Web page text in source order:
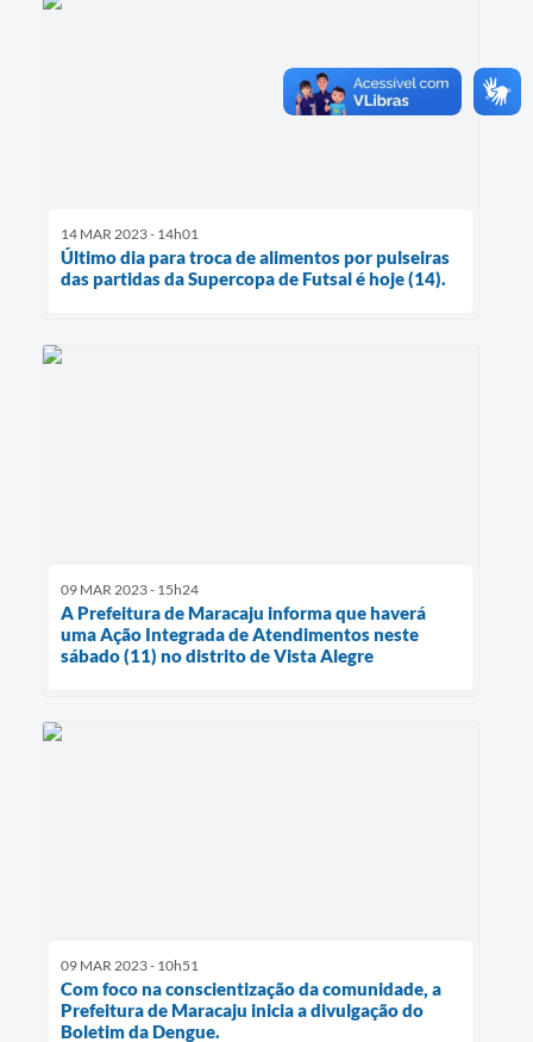
14 MAR 2023 - 14h01
Último dia para troca de alimentos por pulseiras
das partidas da Supercopa de Futsal é hoje (14).
09 MAR 2023 - 15h24
A Prefeitura de Maracaju informa que haverá
uma Ação Integrada de Atendimentos neste
sábado (11) no distrito de Vista Alegre
09 MAR 2023 - 10h51
Com foco na conscientização da comunidade, a
Prefeitura de Maracaju inicia a divulgação do
Boletim da Dengue.